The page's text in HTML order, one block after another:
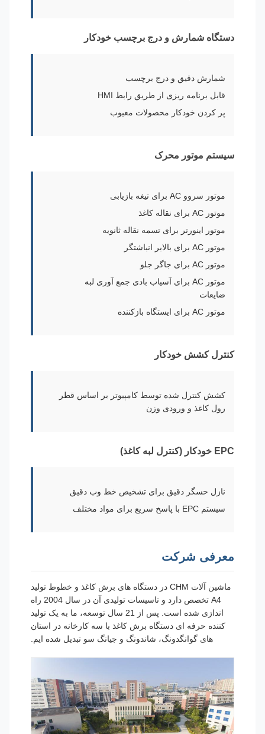
دستگاه شمارش و درج برچسب خودکار
شمارش دقیق و درج برچسب
قابل برنامه ریزی از طریق رابط HMI
پر کردن خودکار محصولات معیوب
سیستم موتور محرک
موتور سروو AC برای تیغه بازیابی
موتور AC برای نقاله کاغذ
موتور اینورتر برای تسمه نقاله ثانویه
موتور AC برای بالابر انباشتگر
موتور AC برای جاگر جلو
موتور AC برای آسیاب بادی جمع آوری لبه
ضایعات
موتور AC برای ایستگاه بازکننده
کنترل کشش خودکار
کشش کنترل شده توسط کامپیوتر بر اساس قطر
رول کاغذ و ورودی وزن
EPC خودکار (کنترل لبه کاغذ)
نازل حسگر دقیق برای تشخیص خط وب دقیق
سیستم EPC با پاسخ سریع برای مواد مختلف
معرفی شرکت
ماشین آلات CHM در دستگاه های برش کاغذ و خطوط تولید
A4 تخصص دارد و تاسیسات تولیدی آن در سال 2004 راه
اندازی شده است. پس از 21 سال توسعه، ما به یک تولید
کننده حرفه ای دستگاه برش کاغذ با سه کارخانه در استان
های گوانگدونگ، شاندونگ و جیانگ سو تبدیل شده ایم.